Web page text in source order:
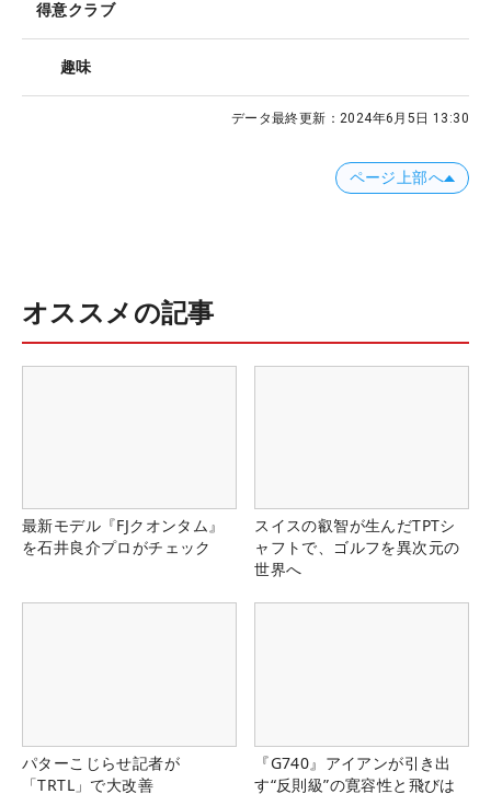
得意クラブ
趣味
データ最終更新： 2024年6月5日 13:30
ページ上部へ
オススメの記事
最新モデル『FJクオンタム』
を石井良介プロがチェック
スイスの叡智が生んだTPTシ
ャフトで、ゴルフを異次元の
世界へ
パターこじらせ記者が
「TRTL」で大改善
『G740』アイアンが引き出
す“反則級”の寛容性と飛びは